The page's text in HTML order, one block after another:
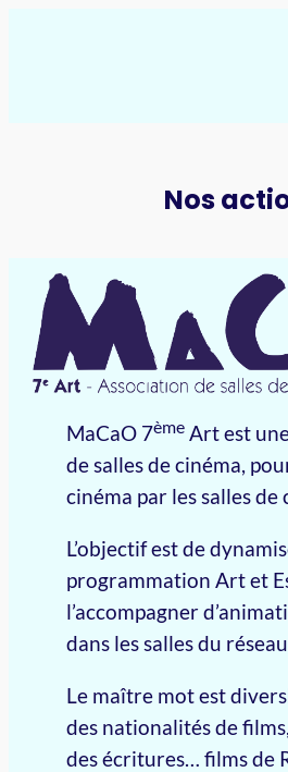
Nos
MaCaO 7ème Art est
de salles de cinéma,
cinéma par les salles de
L’objectif est de
programmation Art et
l’accompagner
dans les salles du
Le maître mot est
des nationalités de
des écritures… films de